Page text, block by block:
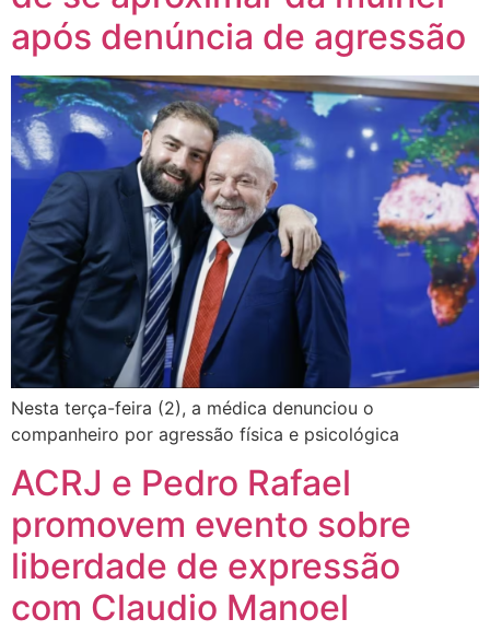
após denúncia de agressão
Nesta terça-feira (2), a médica denunciou o
companheiro por agressão física e psicológica
ACRJ e Pedro Rafael
promovem evento sobre
liberdade de expressão
com Claudio Manoel